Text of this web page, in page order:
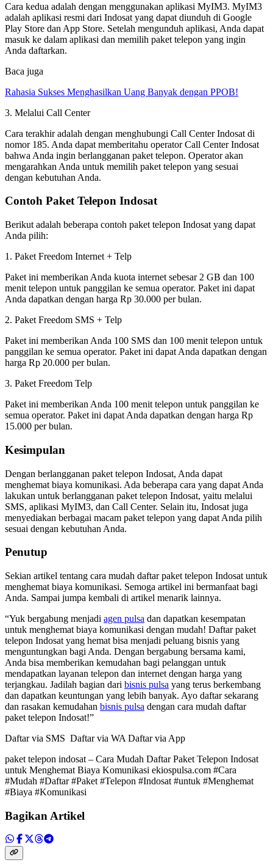
Cara kedua adalah dengan menggunakan aplikasi MyIM3. MyIM3
adalah aplikasi resmi dari Indosat yang dapat diunduh di Google
Play Store dan App Store. Setelah mengunduh aplikasi, Anda dapat
masuk ke dalam aplikasi dan memilih paket telepon yang ingin
Anda daftarkan.
Baca juga
Rahasia Sukses Menghasilkan Uang Banyak dengan PPOB!
3. Melalui Call Center
Cara terakhir adalah dengan menghubungi Call Center Indosat di
nomor 185. Anda dapat memberitahu operator Call Center Indosat
bahwa Anda ingin berlangganan paket telepon. Operator akan
mengarahkan Anda untuk memilih paket telepon yang sesuai
dengan kebutuhan Anda.
Contoh Paket Telepon Indosat
Berikut adalah beberapa contoh paket telepon Indosat yang dapat
Anda pilih:
1. Paket Freedom Internet + Telp
Paket ini memberikan Anda kuota internet sebesar 2 GB dan 100
menit telepon untuk panggilan ke semua operator. Paket ini dapat
Anda dapatkan dengan harga Rp 30.000 per bulan.
2. Paket Freedom SMS + Telp
Paket ini memberikan Anda 100 SMS dan 100 menit telepon untuk
panggilan ke semua operator. Paket ini dapat Anda dapatkan dengan
harga Rp 20.000 per bulan.
3. Paket Freedom Telp
Paket ini memberikan Anda 100 menit telepon untuk panggilan ke
semua operator. Paket ini dapat Anda dapatkan dengan harga Rp
15.000 per bulan.
Kesimpulan
Dengan berlangganan paket telepon Indosat, Anda dapat
menghemat biaya komunikasi. Ada beberapa cara yang dapat Anda
lakukan untuk berlangganan paket telepon Indosat, yaitu melalui
SMS, aplikasi MyIM3, dan Call Center. Selain itu, Indosat juga
menyediakan berbagai macam paket telepon yang dapat Anda pilih
sesuai dengan kebutuhan Anda.
Penutup
Sekian artikel tentang cara mudah daftar paket telepon Indosat untuk
menghemat biaya komunikasi. Semoga artikel ini bermanfaat bagi
Anda. Sampai jumpa kembali di artikel menarik lainnya.
“Yuk bergabung menjadi agen pulsa dan dapatkan kesempatan
untuk menghemat biaya komunikasi dengan mudah! Daftar paket
telepon Indosat yang hemat bisa menjadi peluang bisnis yang
menguntungkan bagi Anda. Dengan bergabung bersama kami,
Anda bisa memberikan kemudahan bagi pelanggan untuk
mendapatkan layanan telepon dan internet dengan harga yang
terjangkau. Jadilah bagian dari bisnis pulsa yang terus berkembang
dan dapatkan keuntungan yang lebih banyak. Ayo daftar sekarang
dan rasakan kemudahan bisnis pulsa dengan cara mudah daftar
paket telepon Indosat!”
Daftar via SMS Daftar via WA Daftar via App
paket telepon indosat – Cara Mudah Daftar Paket Telepon Indosat
untuk Menghemat Biaya Komunikasi ekiospulsa.com #Cara
#Mudah #Daftar #Paket #Telepon #Indosat #untuk #Menghemat
#Biaya #Komunikasi
Bagikan Artikel